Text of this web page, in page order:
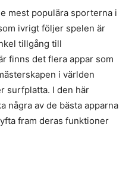
mest populära sporterna i
ivrigt följer spelen är
tillgång till
finns det flera appar som
i världen
surfplatta. I den här
några av de bästa apparna
fram deras funktioner